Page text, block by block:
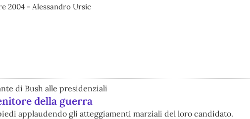
2004 - Alessandro Ursic
di Bush alle presidenziali
della guerra
applaudendo gli atteggiamenti marziali del loro candidato.